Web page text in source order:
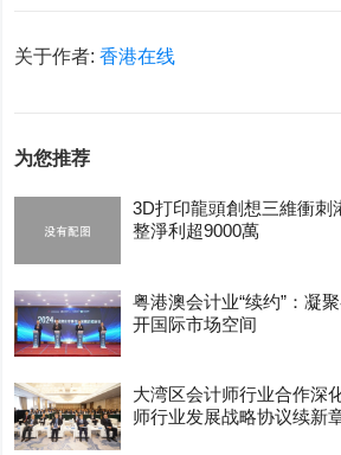
关于作者:香港在线
为您推荐
3D打印龍頭創想三維衝刺
整淨利超9000萬
粤港澳会计业“续约”：凝
开国际市场空间
大湾区会计师行业合作深
师行业发展战略协议续新